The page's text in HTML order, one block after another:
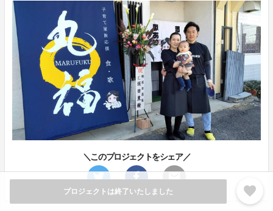
プロジェクトは終了いたしました favorite
＼このプロジェクトをシェア／